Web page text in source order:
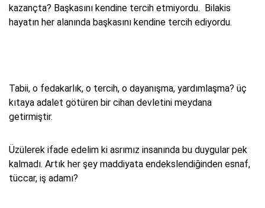
kazançta? Başkasını kendine tercih etmiyordu. Bilakis
hayatın her alanında başkasını kendine tercih ediyordu.
Tabii, o fedakarlık, o tercih, o dayanışma, yardımlaşma? üç
kıtaya adalet götüren bir cihan devletini meydana
getirmiştir.
Üzülerek ifade edelim ki asrımız insanında bu duygular pek
kalmadı. Artık her şey maddiyata endekslendiğinden esnaf,
tüccar, iş adamı?